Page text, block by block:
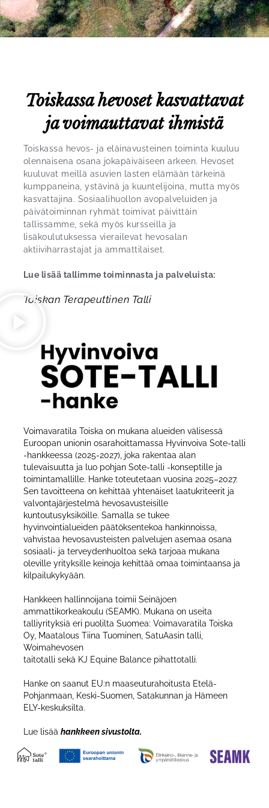
Toiskassa hevoset kasvattavat
ja voimauttavat ihmistä
Toiskassa hevos- ja eläinavusteinen toiminta kuuluu
olennaisena osana jokapäiväiseen arkeen. Hevoset
kuuluvat meillä asuvien lasten elämään tärkeinä
kumppaneina, ystävinä ja kuuntelijoina, mutta myös
kasvattajina. Sosiaalihuollon avopalveluiden ja
päivätoiminnan ryhmät toimivat päivittäin
tallissamme, sekä myös kursseilla ja
lisäkoulutuksessa vierailevat hevosalan
aktiiviharrastajat ja ammattilaiset.
Lue lisää tallimme toiminnasta ja palveluista:
Toiskan Terapeuttinen Talli
Voimavaratila Toiska on mukana alueiden välisessä
Euroopan unionin osarahoittamassa Hyvinvoiva Sote-talli
-hankkeessa (2025-2027), joka rakentaa alan
tulevaisuutta ja luo pohjan Sote-talli -konseptille ja
toimintamallille. Hanke toteutetaan vuosina 2025–2027.
Sen tavoitteena on kehittää yhtenäiset laatukriteerit ja
valvontajärjestelmä hevosavusteisille
kuntoutusyksiköille. Samalla se tukee
hyvinvointialueiden päätöksentekoa hankinnoissa,
vahvistaa hevosavusteisten palvelujen asemaa osana
sosiaali- ja terveydenhuoltoa sekä tarjoaa mukana
oleville yrityksille keinoja kehittää omaa toimintaansa ja
kilpailukykyään.
Hankkeen hallinnoijana toimii Seinäjoen
ammattikorkeakoulu (SEAMK). Mukana on useita
talliyrityksiä eri puolilta Suomea: Voimavaratila Toiska
Oy, Maatalous Tiina Tuominen, SatuAasin talli,
Woimahevosen
taitotalli sekä KJ Equine Balance pihattotalli.
Hanke on saanut EU:n maaseuturahoitusta Etelä-
Pohjanmaan, Keski-Suomen, Satakunnan ja Hämeen
ELY-keskuksilta.
Lue lisää hankkeen sivustolta.